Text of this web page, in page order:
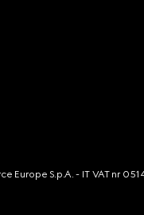
Europe S.p.A. - IT VAT nr